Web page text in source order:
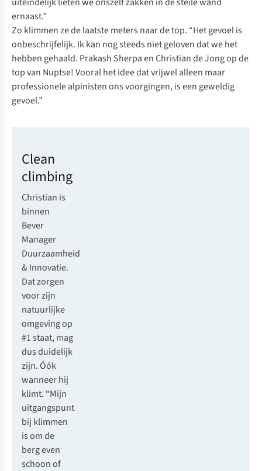
ernaast.”
Zo klimmen ze de laatste meters naar de top. “Het gevoel is
onbeschrijfelijk. Ik kan nog steeds niet geloven dat we het
hebben gehaald. Prakash Sherpa en Christian de Jong op de
top van Nuptse! Vooral het idee dat vrijwel alleen maar
professionele alpinisten ons voorgingen, is een geweldig
gevoel.”
Clean
climbing
Christian is
binnen
Bever
Manager
Duurzaamheid
& Innovatie.
Dat zorgen
voor zijn
natuurlijke
omgeving op
#1 staat, mag
dus duidelijk
zijn. Óók
wanneer hij
klimt. “Mijn
uitgangspunt
bij klimmen
is om de
berg even
schoon of